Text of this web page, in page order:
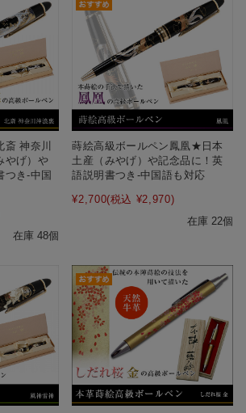
斎 神奈川
やげ）や
つき-中国
在庫 48個
蒔絵高級ボールペン鳳凰★日本
土産（みやげ）や記念品に！英
語説明書つき-中国語も対応
¥2,700(税込 ¥2,970)
在庫 22個